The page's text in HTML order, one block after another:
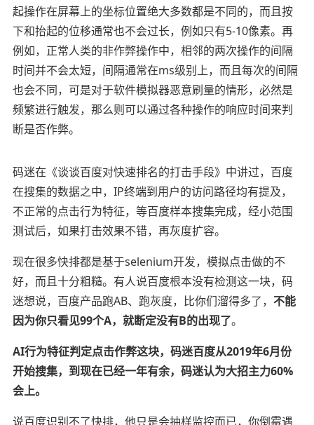
起操作在屏幕上的坐标位置绝大多数都是不同的，而且按
下和抬起的位移通常也不会过长，例如只有5-10像素。再
例如，正常人类的非作弊操作中，相邻的两次操作的间隔
时间并不会太短，间隔通常在ms级别上，而且每次的间隔
也会不同，可是对于软件模拟器恶意刷量的情形，必然是
频繁进行触发，那么则可以通过各种操作的响应时间来判
断是否作弊。
码迷在《谈谈百度对快速排名的打击手段》中讲过，百度
在搜集的数据之中，IP终端到用户的访问路径均有提及，
不正常的点击行为特征， 等百度样本搜集完成，经小范围
测试后，如果打击效果不错，再灰度扩容。
现在很多快排都是基于selenium开发，模拟点击做的不
好，而且十分粗糙。有人说百度根本没有检测这一块，码
迷想说，百度产品跑AB、跑灰度，比你们溜得多了， 不能
因为你只看见99个A，就断定没有B的出现了。
AI行为特征判定点击作弊这块，码迷百度从2019年6月份
开始搜集，到现在已经一年有余，码迷认为大招主力60%
会上。
说百度识别不了快排，他只是会抽样监控而已，你倒霉遇